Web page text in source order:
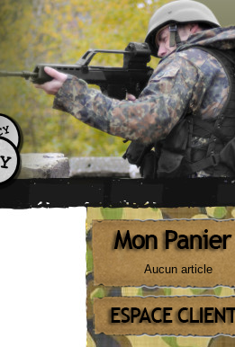
Aucun article